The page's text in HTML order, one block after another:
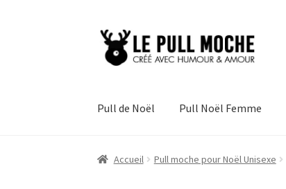
Aller
Aller
au
Pull de Noël Pull Noël Femme
Accueil Pull moche pour Noël Unisexe